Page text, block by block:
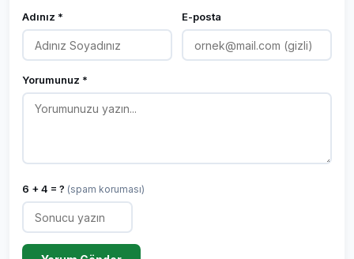
Adınız * E-posta
Yorumunuz *
6 + 4 = ? (spam koruması)